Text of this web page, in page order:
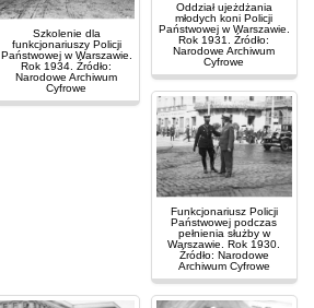
Szkolenie dla
funkcjonariuszy Policji
Państwowej w Warszawie.
Rok 1934. Źródło:
Narodowe Archiwum
Cyfrowe
Oddział ujeżdżania
młodych koni Policji
Państwowej w Warszawie.
Rok 1931. Źródło:
Narodowe Archiwum
Cyfrowe
Funkcjonariusz Policji
Państwowej podczas
pełnienia służby w
Warszawie. Rok 1930.
Źródło: Narodowe
Archiwum Cyfrowe